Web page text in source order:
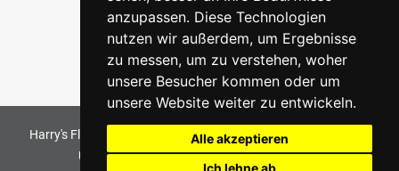
anzupassen. Diese Technologien
nutzen wir außerdem, um Ergebnisse
zu messen, um zu verstehen, woher
unsere Besucher kommen oder um
unsere Website weiter zu entwickeln.
Alle akzeptieren
Ich lehne ab
Harry's Fliesenmarkt GmbH & Co KG2026. All Rights Reserved
Umsetzung und Bereitstellung durchw3e.de